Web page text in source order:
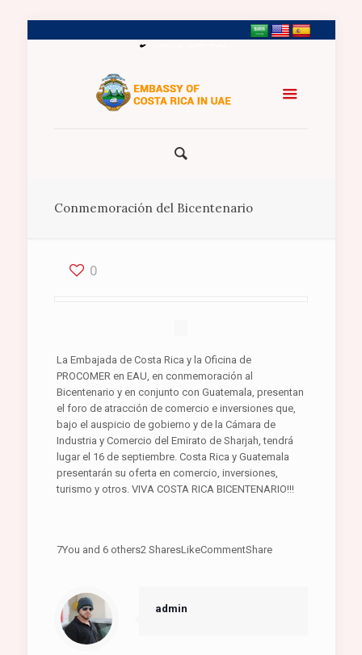
+971 2 5547458
Conmemoración del Bicentenario
0
La Embajada de Costa Rica y la Oficina de
PROCOMER en EAU, en conmemoración al
Bicentenario y en conjunto con Guatemala, presentan
el foro de atracción de comercio e inversiones que,
bajo el auspicio de gobierno y de la Cámara de
Industria y Comercio del Emirato de Sharjah, tendrá
lugar el 16 de septiembre. Costa Rica y Guatemala
presentarán su oferta en comercio, inversiones,
turismo y otros. VIVA COSTA RICA BICENTENARIO!!!
7You and 6 others2 SharesLikeCommentShare
admin